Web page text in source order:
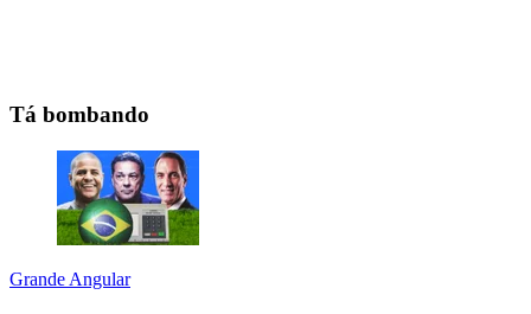
Tá bombando
Grande Angular